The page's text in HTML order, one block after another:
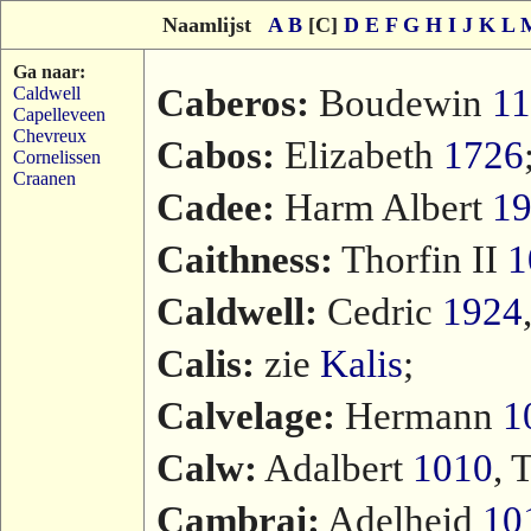
Naamlijst A B [C] D E F G H I J K L
Ga naar:
Caldwell
Capelleveen
Chevreux
Cornelissen
Craanen
Caberos: Boudewin
Cabos: Elizabeth 1726
Cadee: Harm Albert
Caithness: Thorfin II
Caldwell: Cedric 1924
Calis: zie Kalis;
Calvelage: Hermann
Calw: Adalbert 1010,
Cambrai: Adelheid